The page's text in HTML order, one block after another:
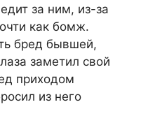
за ним, из-за
как бомж.
бред бывшей,
заметил свой
приходом
из него